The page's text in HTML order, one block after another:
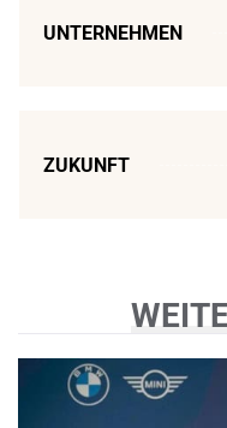
UNTERNEHMEN
ZUKUNFT